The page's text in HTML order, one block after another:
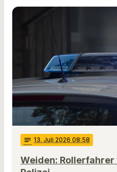
notes 13. Juli 2026 08:58
Weiden: